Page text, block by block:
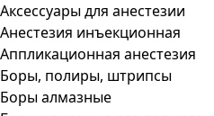
Аксессуары для анестезии
Анестезия инъекционная
Аппликационная анестезия
Боры, полиры, штрипсы
Боры алмазные